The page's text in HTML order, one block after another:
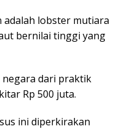
adalah lobster mutiara
bernilai tinggi yang
negara dari praktik
Rp 500 juta.
ini diperkirakan